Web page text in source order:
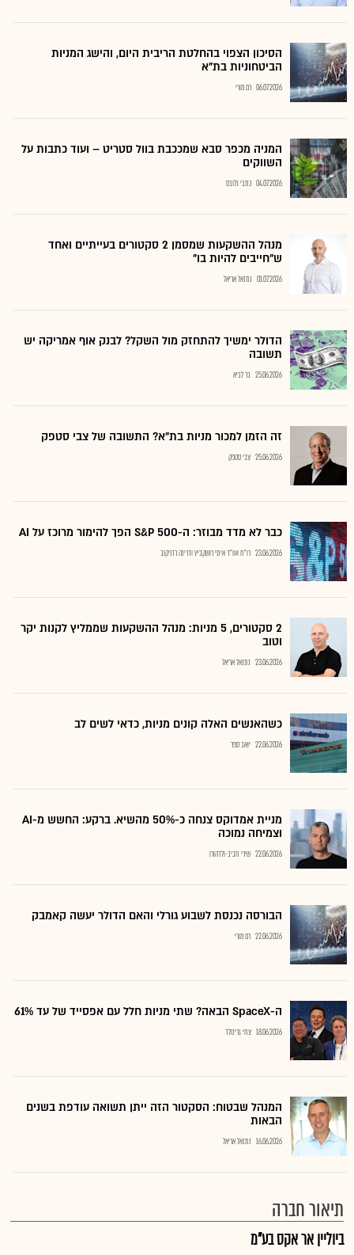
הסיכון הצפוי בהחלטת הריבית היום, והישג המניות
הביטחוניות בת"א
06.07.2026 רם מורי
המניה מכפר סבא שמככבת בוול סטריט – ועוד כתבות על
השווקים
04.07.2026 כתבי גלובס
מנהל ההשקעות שמסמן 2 סקטורים בעייתיים ואחד
ש"חייבים להיות בו"
01.07.2026 נתנאל אריאל
הדולר ימשיך להתחזק מול השקל? לבנק אוף אמריקה יש
תשובה
25.06.2026 בר לביא
זה הזמן למכור מניות בת"א? התשובה של צבי סטפק
25.06.2026 צבי סטפק
כבר לא מדד מבוזר: ה-S&P 500 הפך להימור מרוכז על AI
23.06.2026 רו"ח ועו"ד איתי רושקביץ ודרינה רזניקוב
2 סקטורים, 5 מניות: מנהל ההשקעות שממליץ לקנות יקר
וטוב
23.06.2026 נתנאל אריאל
כשהאנשים האלה קונים מניות, כדאי לשים לב
22.06.2026 יואב ספר
מניית אמדוקס צנחה כ-50% מהשיא. ברקע: החשש מ-AI
וצמיחה נמוכה
22.06.2026 שירי חביב-ולדהורן
הבורסה נכנסת לשבוע גורלי והאם הדולר יעשה קאמבק
22.06.2026 רם מורי
ה-SpaceX הבאה? שתי מניות חלל עם אפסייד של עד 61%
18.06.2026 צחי גרינולד
המנהל שבטוח: הסקטור הזה ייתן תשואה עודפת בשנים
הבאות
16.06.2026 נתנאל אריאל
תיאור חברה
ביוליין אר אקס בע"מ